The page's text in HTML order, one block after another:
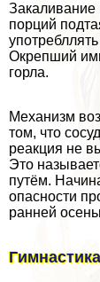
порций
Окрепший
горла.
Механизм
том, что
реакция не
Это
путём.
опасности
ранней